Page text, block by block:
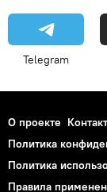
Telegram
О проекте
Политика
Политика
Правила